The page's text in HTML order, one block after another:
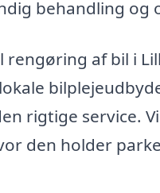
behandling
af bil i
rigtige service.
den holder